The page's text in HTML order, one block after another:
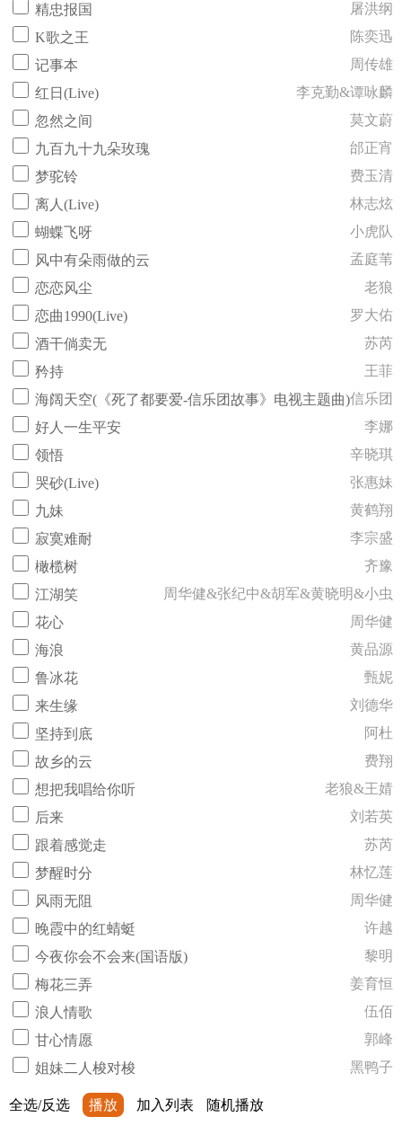
精忠报国
屠洪纲
K歌之王
陈奕迅
记事本
周传雄
红日(Live)
李克勤&谭咏麟
忽然之间
莫文蔚
九百九十九朵玫瑰
邰正宵
梦驼铃
费玉清
离人(Live)
林志炫
蝴蝶飞呀
小虎队
风中有朵雨做的云
孟庭苇
恋恋风尘
老狼
恋曲1990(Live)
罗大佑
酒干倘卖无
苏芮
矜持
王菲
海阔天空(《死了都要爱-信乐团故事》电视主题曲)信乐团
好人一生平安
李娜
领悟
辛晓琪
哭砂(Live)
张惠妹
九妹
黄鹤翔
寂寞难耐
李宗盛
橄榄树
齐豫
江湖笑
周华健&张纪中&胡军&黄晓明&小虫
花心
周华健
海浪
黄品源
鲁冰花
甄妮
来生缘
刘德华
坚持到底
阿杜
故乡的云
费翔
想把我唱给你听
老狼&王婧
后来
刘若英
跟着感觉走
苏芮
梦醒时分
林忆莲
风雨无阻
周华健
晚霞中的红蜻蜓
许越
今夜你会不会来(国语版)
黎明
梅花三弄
姜育恒
浪人情歌
伍佰
甘心情愿
郭峰
姐妹二人梭对梭
黑鸭子
全选/反选 播放 加入列表 随机播放